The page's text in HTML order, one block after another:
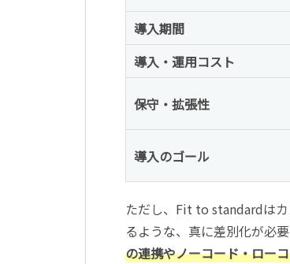
導入期間
導入・運用コスト
保守・拡張性
導入のゴール
ただし、Fit to standardは
るような、真に差別化が必
の連携やノーコード・ロー